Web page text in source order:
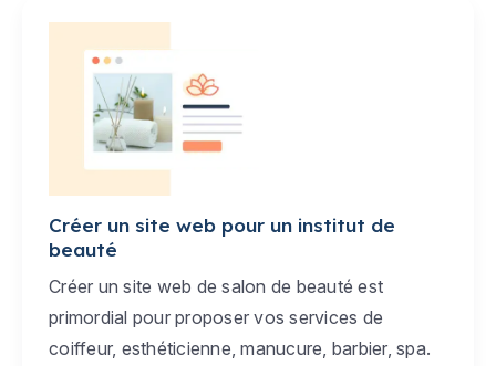
Créer un site web pour un institut de
beauté
Créer un site web de salon de beauté est
primordial pour proposer vos services de
coiffeur, esthéticienne, manucure, barbier, spa.